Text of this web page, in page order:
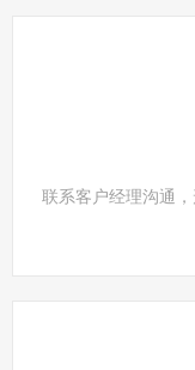
联系客户经理沟通